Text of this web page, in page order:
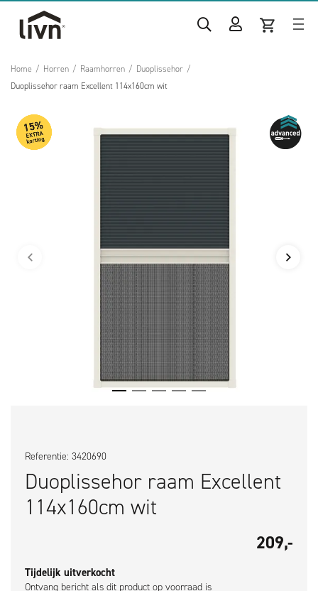
Home / Horren / Raamhorren / Duoplissehor /
Duoplissehor raam Excellent 114x160cm wit
Referentie: 3420690
Duoplissehor raam Excellent
114x160cm wit
209,-
Tijdelijk uitverkocht
Ontvang bericht als dit product op voorraad is